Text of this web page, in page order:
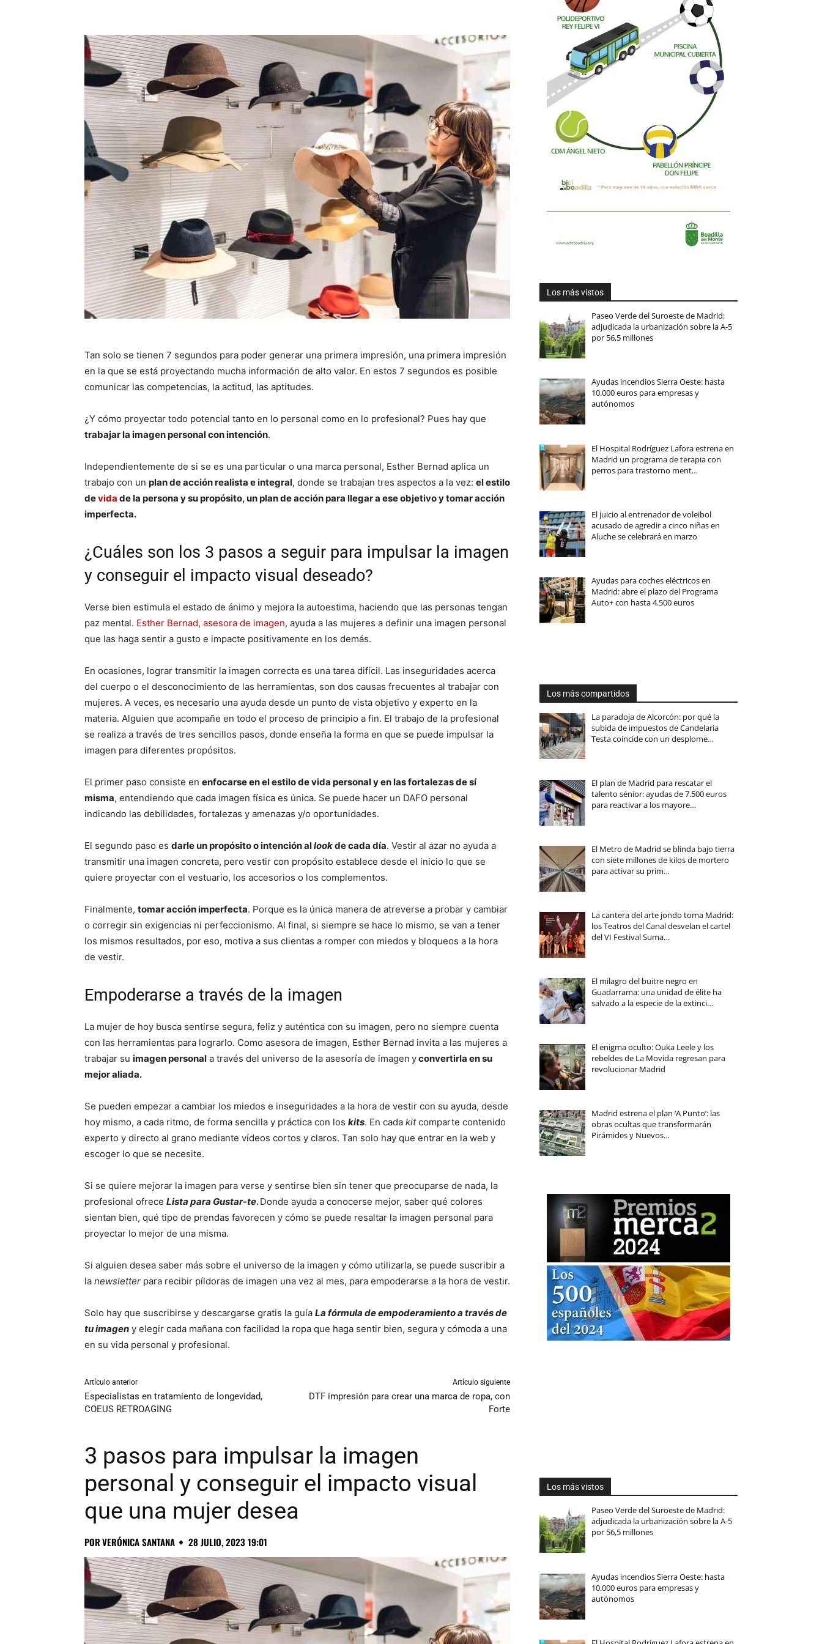
Tan solo se tienen 7 segundos para poder generar una primera impresión, una primera impresión
en la que se está proyectando mucha información de alto valor. En estos 7 segundos es posible
comunicar las competencias, la actitud, las aptitudes.
¿Y cómo proyectar todo potencial tanto en lo personal como en lo profesional? Pues hay que
trabajar la imagen personal con intención.
Independientemente de si se es una particular o una marca personal, Esther Bernad aplica un
trabajo con un plan de acción realista e integral, donde se trabajan tres aspectos a la vez: el estilo
devida de la persona y su propósito, un plan de acción para llegar a ese objetivo y tomar acción
imperfecta.
¿Cuáles son los 3 pasos a seguir para impulsar la imagen
y conseguir el impacto visual deseado?
Verse bien estimula el estado de ánimo y mejora la autoestima, haciendo que las personas tengan
paz mental. Esther Bernad, asesora de imagen, ayuda a las mujeres a definir una imagen personal
que las haga sentir a gusto e impacte positivamente en los demás.
En ocasiones, lograr transmitir la imagen correcta es una tarea difícil. Las inseguridades acerca
del cuerpo o el desconocimiento de las herramientas, son dos causas frecuentes al trabajar con
mujeres. A veces, es necesario una ayuda desde un punto de vista objetivo y experto en la
materia. Alguien que acompañe en todo el proceso de principio a fin. El trabajo de la profesional
se realiza a través de tres sencillos pasos, donde enseña la forma en que se puede impulsar la
imagen para diferentes propósitos.
El primer paso consiste en enfocarse en el estilo de vida personal y en las fortalezas de sí
misma, entendiendo que cada imagen física es única. Se puede hacer un DAFO personal
indicando las debilidades, fortalezas y amenazas y/o oportunidades.
El segundo paso es darle un propósito o intención allookde cada día. Vestir al azar no ayuda a
transmitir una imagen concreta, pero vestir con propósito establece desde el inicio lo que se
quiere proyectar con el vestuario, los accesorios o los complementos.
Finalmente, tomar acción imperfecta. Porque es la única manera de atreverse a probar y cambiar
o corregir sin exigencias ni perfeccionismo. Al final, si siempre se hace lo mismo, se van a tener
los mismos resultados, por eso, motiva a sus clientas a romper con miedos y bloqueos a la hora
de vestir.
Empoderarse a través de la imagen
La mujer de hoy busca sentirse segura, feliz y auténtica con su imagen, pero no siempre cuenta
con las herramientas para lograrlo. Como asesora de imagen, Esther Bernad invita a las mujeres a
trabajar su imagen personal a través del universo de la asesoría de imagen yconvertirla en su
mejor aliada.
Se pueden empezar a cambiar los miedos e inseguridades a la hora de vestir con su ayuda, desde
hoy mismo, a cada ritmo, de forma sencilla y práctica con los kits. En cada kitcomparte contenido
experto y directo al grano mediante vídeos cortos y claros. Tan solo hay que entrar en la web y
escoger lo que se necesite.
Si se quiere mejorar la imagen para verse y sentirse bien sin tener que preocuparse de nada, la
profesional ofrece Lista para Gustar-te.Donde ayuda a conocerse mejor, saber qué colores
sientan bien, qué tipo de prendas favorecen y cómo se puede resaltar la imagen personal para
proyectar lo mejor de una misma.
Si alguien desea saber más sobre el universo de la imagen y cómo utilizarla, se puede suscribir a
la newsletter para recibir píldoras de imagen una vez al mes, para empoderarse a la hora de vestir.
Solo hay que suscribirse y descargarse gratis la guía La fórmula de empoderamiento a través de
tu imagen y elegir cada mañana con facilidad la ropa que haga sentir bien, segura y cómoda a una
en su vida personal y profesional.
Artículo anterior
Especialistas en tratamiento de longevidad,
COEUS RETROAGING
Artículo siguiente
DTF impresión para crear una marca de ropa, con
Forte
Los más vistos
Paseo Verde del Suroeste de Madrid:
adjudicada la urbanización sobre la A-5
por 56,5 millones
Ayudas incendios Sierra Oeste: hasta
10.000 euros para empresas y
autónomos
El Hospital Rodríguez Lafora estrena en
Madrid un programa de terapia con
perros para trastorno ment…
El juicio al entrenador de voleibol
acusado de agredir a cinco niñas en
Aluche se celebrará en marzo
Ayudas para coches eléctricos en
Madrid: abre el plazo del Programa
Auto+ con hasta 4.500 euros
Los más compartidos
La paradoja de Alcorcón: por qué la
subida de impuestos de Candelaria
Testa coincide con un desplome…
El plan de Madrid para rescatar el
talento sénior: ayudas de 7.500 euros
para reactivar a los mayore…
El Metro de Madrid se blinda bajo tierra
con siete millones de kilos de mortero
para activar su prim…
La cantera del arte jondo toma Madrid:
los Teatros del Canal desvelan el cartel
del VI Festival Suma…
El milagro del buitre negro en
Guadarrama: una unidad de élite ha
salvado a la especie de la extinci…
El enigma oculto: Ouka Leele y los
rebeldes de La Movida regresan para
revolucionar Madrid
Madrid estrena el plan ‘A Punto’: las
obras ocultas que transformarán
Pirámides y Nuevos…
3 pasos para impulsar la imagen
personal y conseguir el impacto visual
que una mujer desea
PORVERÓNICA SANTANA 28 JULIO, 2023 19:01
Los más vistos
Paseo Verde del Suroeste de Madrid:
adjudicada la urbanización sobre la A-5
por 56,5 millones
Ayudas incendios Sierra Oeste: hasta
10.000 euros para empresas y
autónomos